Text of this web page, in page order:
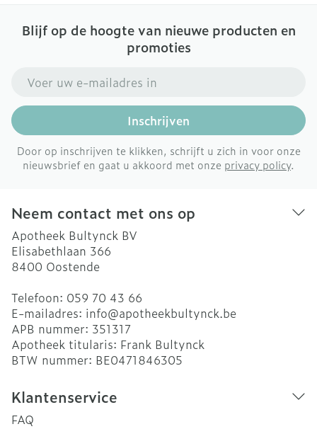
Blijf op de hoogte van nieuwe producten en
promoties
Inschrijven
Door op inschrijven te klikken, schrijft u zich in voor onze
nieuwsbrief en gaat u akkoord met onze privacy policy.
Neem contact met ons op
Apotheek Bultynck BV
Elisabethlaan 366
8400 Oostende
Telefoon: 059 70 43 66
E-mailadres: info@apotheekbultynck.be
APB nummer: 351317
Apotheek titularis: Frank Bultynck
BTW nummer: BE0471846305
Klantenservice
FAQ